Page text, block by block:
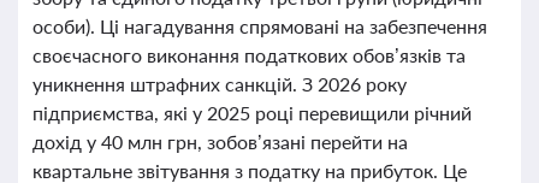
особи). Ці нагадування спрямовані на забезпечення
своєчасного виконання податкових обов’язків та
уникнення штрафних санкцій. З 2026 року
підприємства, які у 2025 році перевищили річний
дохід у 40 млн грн, зобов’язані перейти на
квартальне звітування з податку на прибуток. Це